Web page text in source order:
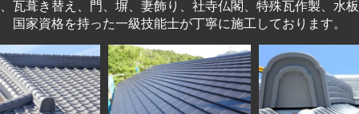
瓦葺き替え、門、塀、妻飾り、社寺仏閣、特殊瓦作製、水
国家資格を持った一級技能士が丁寧に施工しております。